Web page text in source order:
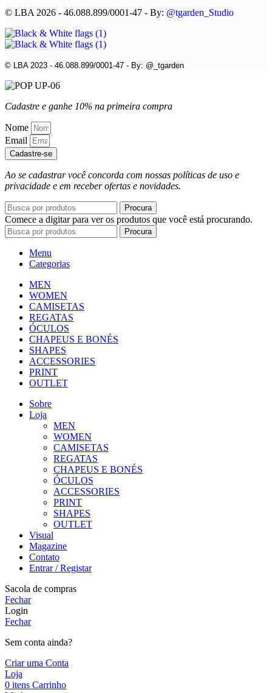
© LBA 2026 - 46.088.899/0001-47 - By: @tgarden_Studio
© LBA 2023 - 46.088.899/0001-47 - By: @_tgarden
Cadastre e ganhe 10% na primeira compra
Nome
Email
Cadastre-se
Ao se cadastrar você concorda com nossas políticas de uso e
privacidade e em receber ofertas e novidades.
Procura
Comece a digitar para ver os produtos que você está procurando.
Procura
Menu
Categorias
MEN
WOMEN
CAMISETAS
REGATAS
ÓCULOS
CHAPEUS E BONÉS
SHAPES
ACCESSORIES
PRINT
OUTLET
Sobre
Loja
MEN
WOMEN
CAMISETAS
REGATAS
CHAPEUS E BONÉS
ÓCULOS
ACCESSORIES
PRINT
SHAPES
OUTLET
Visual
Magazine
Contato
Entrar / Registar
Sacola de compras
Fechar
Login
Fechar
Sem conta ainda?
Criar uma Conta
Loja
0 itens Carrinho